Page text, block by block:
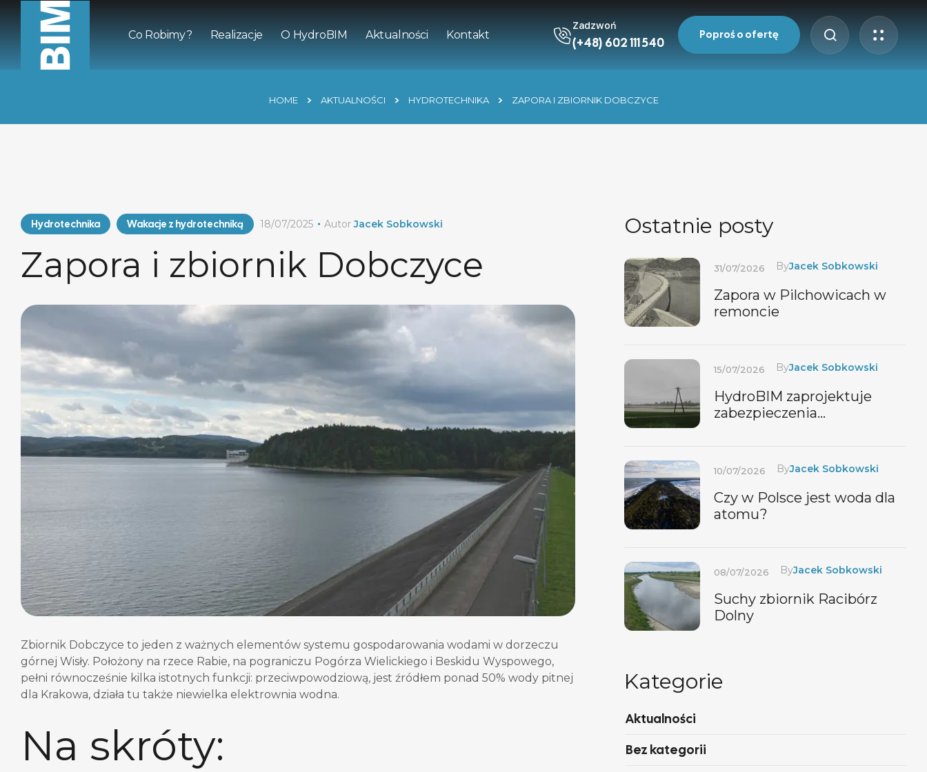
Co Robimy? Realizacje O HydroBIM Aktualności Kontakt
Zadzwoń
(+48) 602 111 540 Poproś o ofertę
HOME AKTUALNOŚCI HYDROTECHNIKA ZAPORA I ZBIORNIK DOBCZYCE
Hydrotechnika Wakacje z hydrotechniką AutorJacek Sobkowski
18/07/2025
Zapora i zbiornik Dobczyce
Zbiornik Dobczyce to jeden z ważnych elementów systemu gospodarowania wodami w dorzeczu
górnej Wisły. Położony na rzece Rabie, na pograniczu Pogórza Wielickiego i Beskidu Wyspowego,
pełni równocześnie kilka istotnych funkcji: przeciwpowodziową, jest źródłem ponad 50% wody pitnej
dla Krakowa, działa tu także niewielka elektrownia wodna.
Na skróty:
Ostatnie posty
31/07/2026 ByJacek Sobkowski
Zapora w Pilchowicach w
remoncie
15/07/2026 ByJacek Sobkowski
HydroBIM zaprojektuje
zabezpieczenia
10/07/2026 ByJacek Sobkowski
Czy w Polsce jest woda dla
atomu?
08/07/2026 ByJacek Sobkowski
Suchy zbiornik Racibórz
Dolny
Kategorie
Aktualności
Bez kategorii